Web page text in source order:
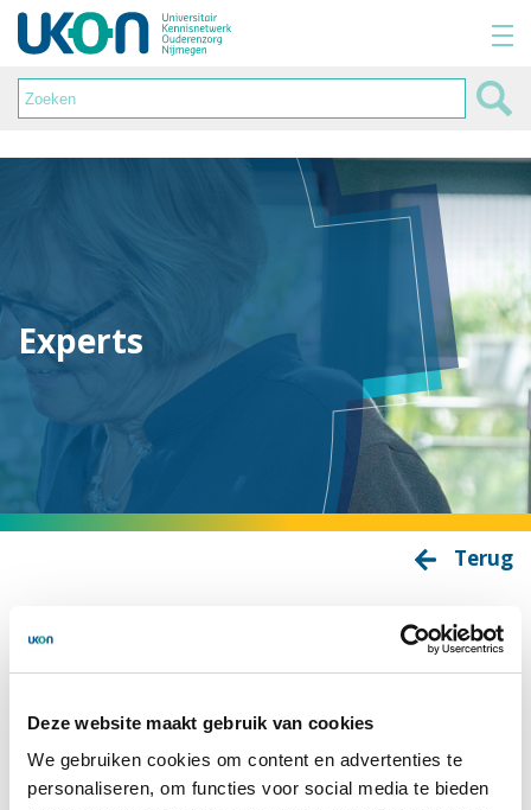
Deze website maakt gebruik van cookies
We gebruiken cookies om content en advertenties te
personaliseren, om functies voor social media te bieden
Experts
Terug